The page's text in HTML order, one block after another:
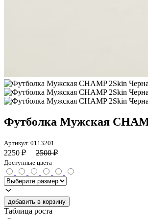
Футболка Мужская
Артикул: 0113201
2250 ₽ 2500₽
Доступные цвета
добавить в корзину
Таблица роста